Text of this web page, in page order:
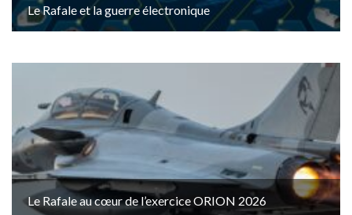
Le Rafale et la guerre électronique
Le Rafale au cœur de l’exercice ORION 2026